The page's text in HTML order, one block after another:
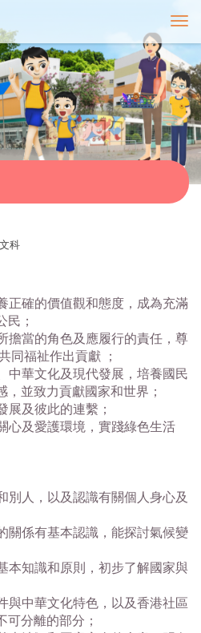
T
o
g
g
l
e
n
v
g
科
正確的價值觀和態度，成為充滿
民；
擔當的角色及應履行的責任，尊
同福祉作出貢獻 ；
中華文化及現代發展，培養國民
並致力貢獻國家和世界；
展及彼此的連繫；
心及愛護環境，實踐綠色生活
別人，以及認識有關個人身心及
關係有基本認識，能探討氣候變
本知識和原則，初步了解國家與
與中華文化特色，以及香港社區
可分離的部分；